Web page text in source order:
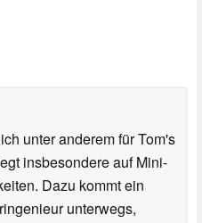
unter anderem für Tom's
insbesondere auf Mini-
Dazu kommt ein
unterwegs,